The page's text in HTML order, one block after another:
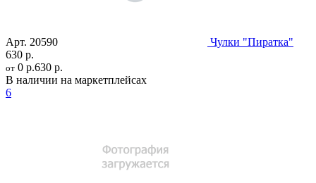
Арт. 20590
Чулки "Пиратка"
630 р.
от 0 р.630 р.
В наличии на маркетплейсах
6